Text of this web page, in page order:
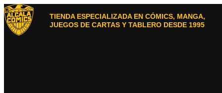
Ir
al
contenido
TIENDA ESPECIALIZADA EN CÓMICS, MANGA,
JUEGOS DE CARTAS Y TABLERO DESDE 1995